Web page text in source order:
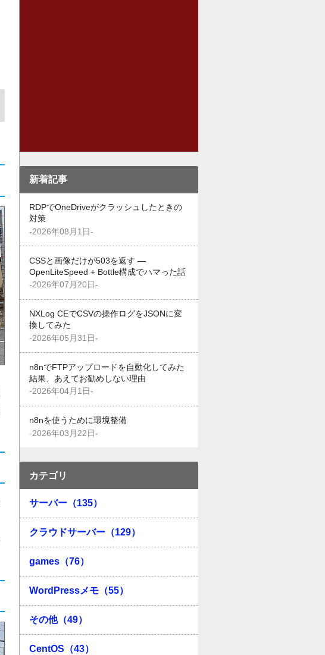
新着記事
RDPでOneDriveがクラッシュしたときの
対策
-2026年08月1日-
CSSと画像だけが503を返す —
OpenLiteSpeed + Bottle構成でハマった話
-2026年07月20日-
NXLog CEでCSVの操作ログをJSONに変
換してみた
-2026年05月31日-
n8nでFTPアップロードを自動化してみた
結果、あえてお勧めしない理由
-2026年04月1日-
n8nを使うために環境整備
-2026年03月22日-
カテゴリ
サーバー（135）
クラウドサーバー（129）
games（76）
WordPressメモ（55）
その他（49）
CentOS（43）